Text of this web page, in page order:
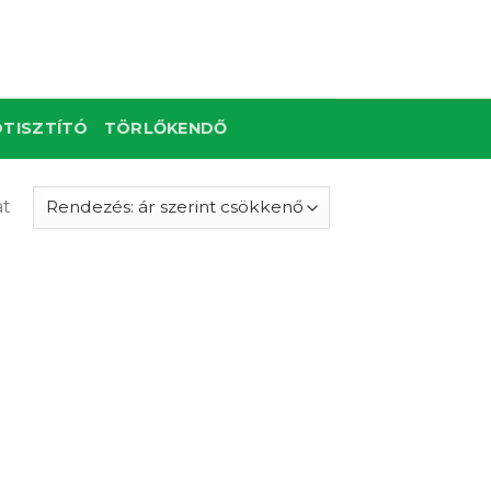
TÖRLŐKENDŐ